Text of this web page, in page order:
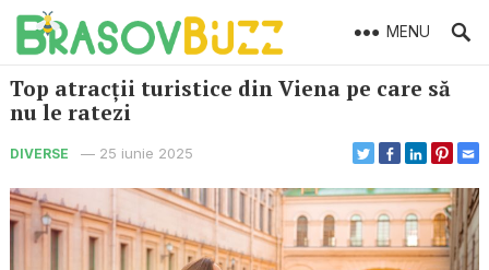
MENU
Top atracții turistice din Viena pe care să
nu le ratezi
DIVERSE — 25 iunie 2025